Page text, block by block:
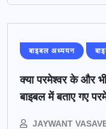
बाइबल अध्ययन
क्या परमेश्वर के और
बाइबल में बताए गए
JAYWANT